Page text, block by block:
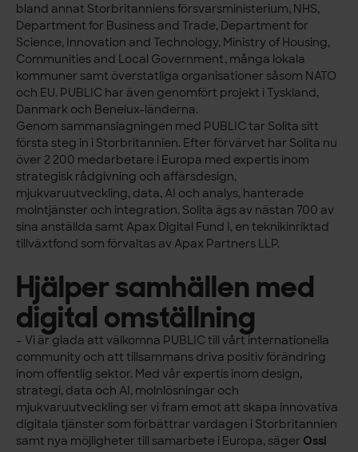
bland annat Storbritanniens försvarsministerium, NHS,
Department for Business and Trade, Department for
Science, Innovation and Technology, Ministry of Housing,
Communities and Local Government, många lokala
kommuner samt överstatliga organisationer såsom NATO
och EU. PUBLIC har även genomfört projekt i Tyskland,
Danmark och Benelux-länderna.
Genom sammanslagningen med PUBLIC tar Solita sitt
första steg in i Storbritannien. Efter förvärvet har Solita nu
över 2 200 medarbetare i Europa med expertis inom
strategisk rådgivning och affärsdesign,
mjukvaruutveckling, data, AI och analys, hanterade
molntjänster och integration. Solita ägs av nästan 700 av
sina anställda samt Apax Digital Fund I, en teknikinriktad
tillväxtfond som förvaltas av Apax Partners LLP.
Hjälper samhällen med
digital omställning
– Vi är glada att välkomna PUBLIC till vårt internationella
community och att tillsammans driva positiv förändring
inom offentlig sektor. Med vår expertis inom design,
strategi, data och AI, molnlösningar och
mjukvaruutveckling ser vi fram emot att skapa innovativa
digitala tjänster som förbättrar vardagen i Storbritannien
samt nya möjligheter till samarbete i Europa, säger Ossi